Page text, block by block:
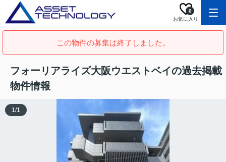
お気に入り
0
この物件の募集は終了しました。
フォーリアライズ大阪ウエストベイの過去掲載
物件情報
1/1